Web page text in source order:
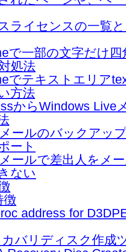
ライセンスの一覧
で一部の文字だけ
処法
でテキストエリア
方法
からWindows Live
ールのバックアッ
ート
ールで差出人をメ
ない
徴
address for
バリディスク作成